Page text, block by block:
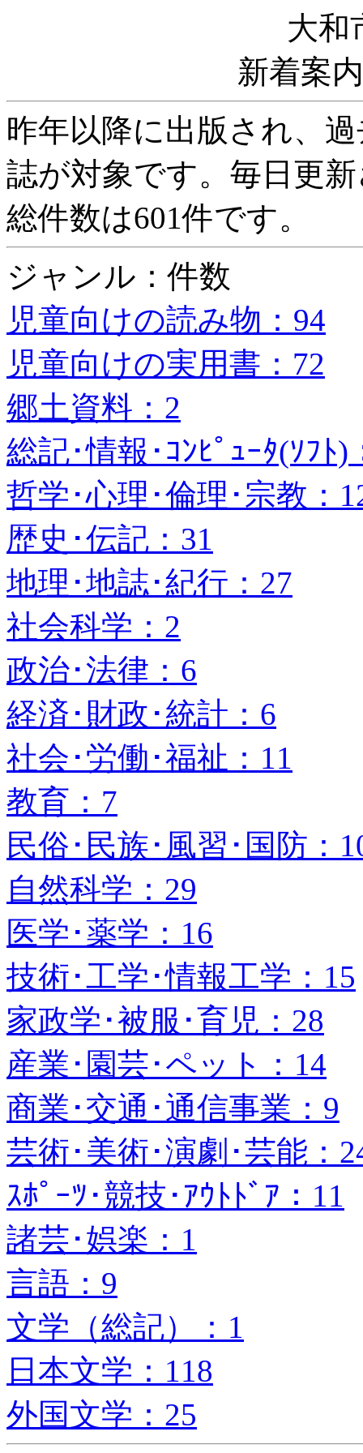
大和
新着案
昨年以降に出版され、
誌が対象です。毎日更
総件数は601件です。
ジャンル：件数
児童向けの読み物：94
児童向けの実用書：72
郷土資料：2
総記･情報･ｺﾝﾋﾟｭｰﾀ(ｿﾌﾄ)
哲学･心理･倫理･宗教：
歴史･伝記：31
地理･地誌･紀行：27
社会科学：2
政治･法律：6
経済･財政･統計：6
社会･労働･福祉：11
教育：7
民俗･民族･風習･国防：
自然科学：29
医学･薬学：16
技術･工学･情報工学：15
家政学･被服･育児：28
産業･園芸･ペット：14
商業･交通･通信事業：9
芸術･美術･演劇･芸能：
ｽﾎﾟｰﾂ･競技･ｱｳﾄﾄﾞｱ：11
諸芸･娯楽：1
言語：9
文学（総記）：1
日本文学：118
外国文学：25